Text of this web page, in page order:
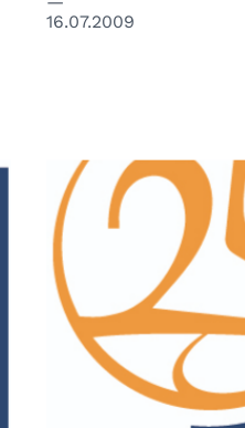
16.07.2009
© Centro Diritti Umani -